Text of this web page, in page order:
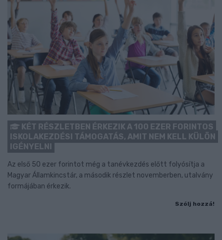
KÉT RÉSZLETBEN ÉRKEZIK A 100 EZER FORINTOS
ISKOLAKEZDÉSI TÁMOGATÁS, AMIT NEM KELL KÜLÖN
IGÉNYELNI
Az első 50 ezer forintot még a tanévkezdés előtt folyósítja a
Magyar Államkincstár, a második részlet novemberben, utalvány
formájában érkezik.
Szólj hozzá!